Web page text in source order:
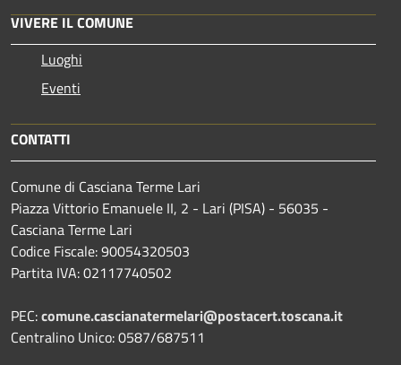
VIVERE IL COMUNE
Luoghi
Eventi
CONTATTI
Comune di Casciana Terme Lari
Piazza Vittorio Emanuele II, 2 - Lari (PISA) - 56035 -
Casciana Terme Lari
Codice Fiscale: 90054320503
Partita IVA: 02117740502
PEC:comune.cascianatermelari@postacert.toscana.it
Centralino Unico: 0587/687511